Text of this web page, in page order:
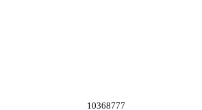
10368777